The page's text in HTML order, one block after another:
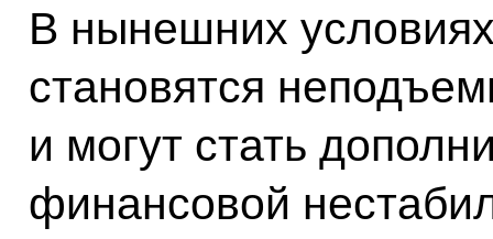
В нынешних
становятся
и могут стать
финансовой